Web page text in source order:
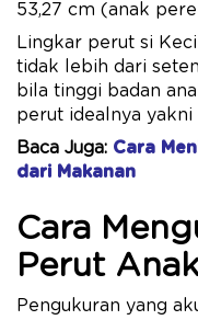
53,27 cm (anak
Lingkar perut si
tidak lebih dari
bila tinggi badan
perut idealnya
Baca Juga: Cara
dari Makanan
Cara
Perut
Pengukuran yang